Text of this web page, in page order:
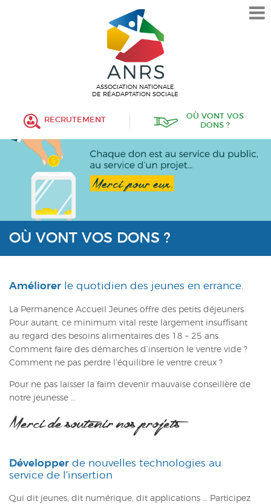
L’ASSOCIATION
HISTORIQUE
VALEURS ET ENGAGEMENT
ASSOCIATIF
FONCTIONNEMENT
ORGANISATION
POLITIQUE RH
PROTECTION DE L’ENFANCE
ACTUALITÉS
CONTACT
INTRANET
ASSOCIATION NATIONALE
DE RÉADAPTATION SOCIALE
RECRUTEMENT
OÙ VONT VOS
DONS ?
OÙ VONT VOS DONS ?
Améliorer le quotidien des jeunes en errance.
La Permanence Accueil Jeunes offre des petits déjeuners.
Pour autant, ce minimum vital reste largement insuffisant
au regard des besoins alimentaires des 18 – 25 ans.
Comment faire des démarches d’insertion le ventre vide ?
Comment ne pas perdre l’équilibre le ventre creux ?
Pour ne pas laisser la faim devenir mauvaise conseillère de
notre jeunesse …
Merci de soutenir nos projets
Développer de nouvelles technologies au
service de l’insertion
Qui dit jeunes, dit numérique, dit applications … Participez